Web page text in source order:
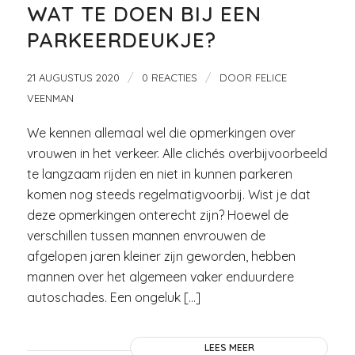
WAT TE DOEN BIJ EEN
PARKEERDEUKJE?
21 AUGUSTUS 2020 / 0 REACTIES / DOOR FELICE
VEENMAN
We kennen allemaal wel die opmerkingen over
vrouwen in het verkeer. Alle clichés overbijvoorbeeld
te langzaam rijden en niet in kunnen parkeren
komen nog steeds regelmatigvoorbij. Wist je dat
deze opmerkingen onterecht zijn? Hoewel de
verschillen tussen mannen envrouwen de
afgelopen jaren kleiner zijn geworden, hebben
mannen over het algemeen vaker enduurdere
autoschades. Een ongeluk […]
LEES MEER